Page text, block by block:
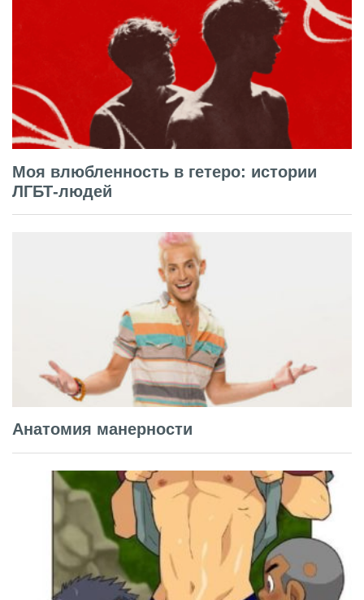
Моя влюбленность в гетеро: истории
ЛГБТ-людей
Анатомия манерности